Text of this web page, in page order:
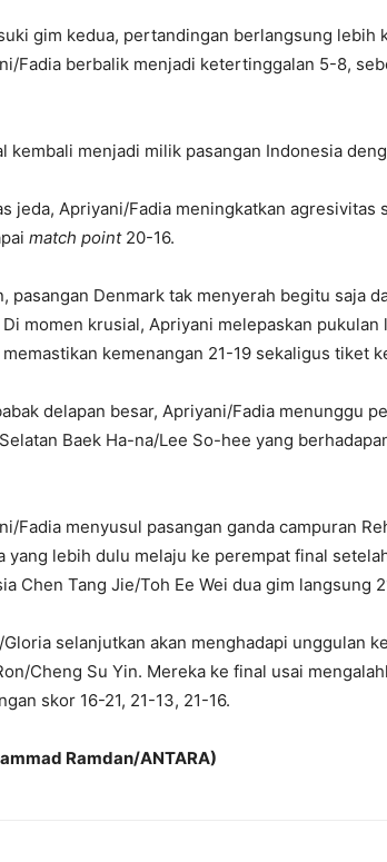
gim kedua, pertandingan berlangsung lebih
Fadia berbalik menjadi ketertinggalan 5-8,
kembali menjadi milik pasangan Indonesia
jeda, Apriyani/Fadia meningkatkan agresivitas
match point 20-16.
pasangan Denmark tak menyerah begitu saja
Di momen krusial, Apriyani melepaskan
memastikan kemenangan 21-19 sekaligus tiket
delapan besar, Apriyani/Fadia menunggu
Baek Ha-na/Lee So-hee yang
Fadia menyusul pasangan ganda campuran
yang lebih dulu melaju ke perempat final
Chen Tang Jie/Toh Ee Wei dua gim langsung
Gloria selanjutkan akan menghadapi unggulan
Cheng Su Yin. Mereka ke final usai
skor 16-21, 21-13, 21-16.
Ramdan/ANTARA)